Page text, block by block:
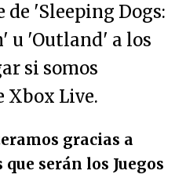
'Sleeping Dogs:
u 'Outland' a los
si somos
Xbox Live.
gracias a
serán los Juegos